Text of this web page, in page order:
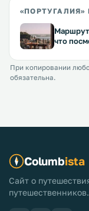
«ПОРТУГАЛИЯ»
Маршрут
что
При копировании
обязательна.
Columbista
Сайт о